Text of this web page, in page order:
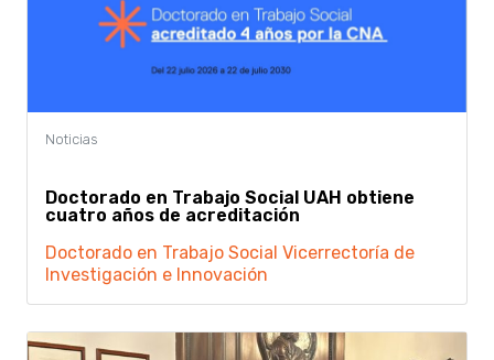
Doctorado en Trabajo Social UAH obtiene
cuatro años de acreditación
Doctorado en Trabajo Social Vicerrectoría de
Investigación e Innovación